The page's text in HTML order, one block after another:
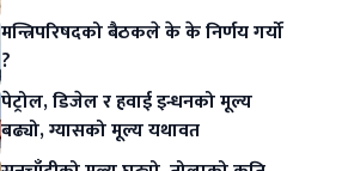
मन्त्रिपरिषदको बैठकले के के निर्णय गर्यो
?
पेट्रोल, डिजेल र हवाई इन्धनको मूल्य
बढ्यो, ग्यासको मूल्य यथावत